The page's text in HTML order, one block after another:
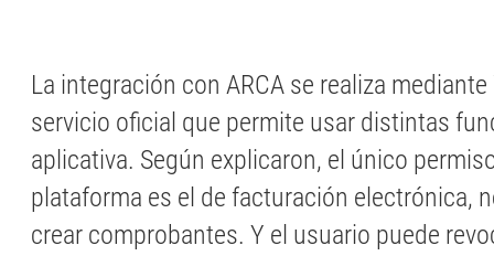
La integración con ARCA se realiza
servicio oficial que permite usar distintas
aplicativa. Según explicaron, el único
plataforma es el de facturación electrónica,
crear comprobantes. Y el usuario puede